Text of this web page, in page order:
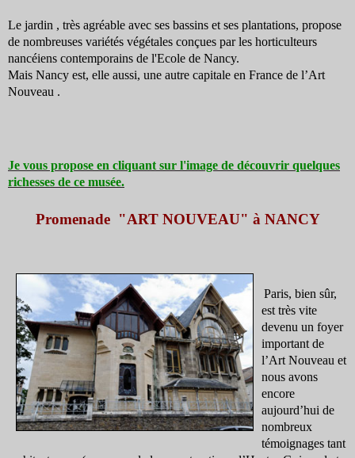
Le jardin , très agréable avec ses bassins et ses plantations, propose
de nombreuses variétés végétales conçues par les horticulteurs
nancéiens contemporains de l'Ecole de Nancy.
Mais Nancy est, elle aussi, une autre capitale en France de l’Art
Nouveau .
Je vous propose en cliquant sur l'image de découvrir quelques
richesses de ce musée.
Promenade "ART NOUVEAU" à NANCY
Paris, bien sûr,
est très vite
devenu un foyer
important de
l’Art Nouveau et
nous avons
encore
aujourd’hui de
nombreux
témoignages tant